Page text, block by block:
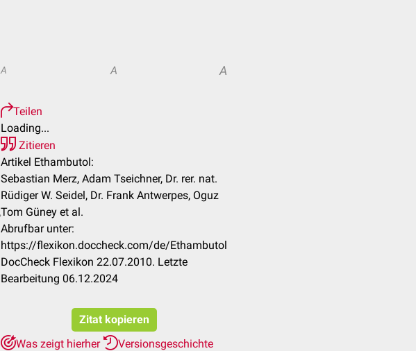
A A A
Teilen
Loading...
Zitieren
Artikel Ethambutol:
Sebastian Merz, Adam Tseichner, Dr. rer. nat.
Rüdiger W. Seidel, Dr. Frank Antwerpes, Oguz
Tom Güney et al.
Abrufbar unter:
https://flexikon.doccheck.com/de/Ethambutol
DocCheck Flexikon 22.07.2010. Letzte
Bearbeitung 06.12.2024
Zitat kopieren
Was zeigt hierher
Versionsgeschichte